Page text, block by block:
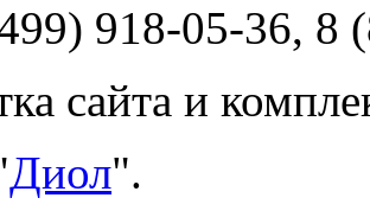
918-05-36, 8
сайта и
Диол".